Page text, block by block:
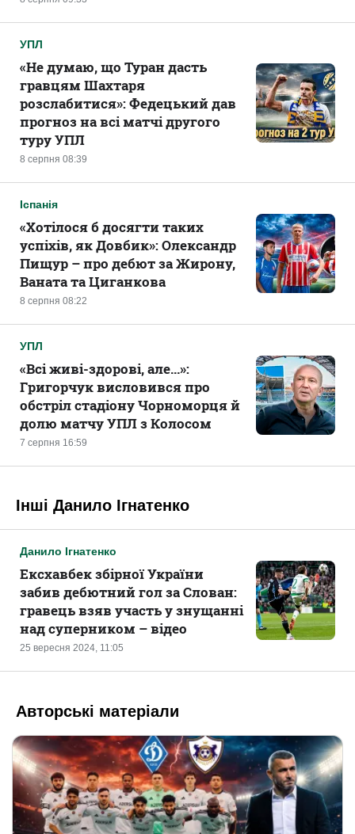
УПЛ
8 серпня 08:39
«Не думаю, що Туран дасть
гравцям Шахтаря
розслабитися»: Федецький дав
прогноз на всі матчі другого
туру УПЛ
Іспанія
8 серпня 08:22
«Хотілося б досягти таких
успіхів, як Довбик»: Олександр
Пищур – про дебют за Жирону,
Ваната та Циганкова
УПЛ
7 серпня 16:59
«Всі живі-здорові, але...»:
Григорчук висловився про
обстріл стадіону Чорноморця й
долю матчу УПЛ з Колосом
Інші Данило Ігнатенко
Данило Ігнатенко
25 вересня 2024, 11:05
Ексхавбек збірної України
забив дебютний гол за Слован:
гравець взяв участь у знущанні
над суперником – відео
Авторські матеріали